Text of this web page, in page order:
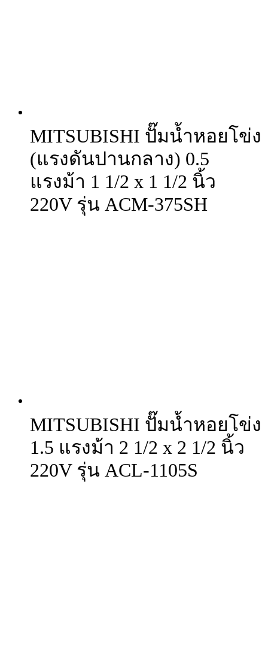
MITSUBISHI ปั๊มน้ำหอยโข่ง
(แรงดันปานกลาง) 0.5
แรงม้า 1 1/2 x 1 1/2 นิ้ว
220V รุ่น ACM-375SH
MITSUBISHI ปั๊มน้ำหอยโข่ง
1.5 แรงม้า 2 1/2 x 2 1/2 นิ้ว
220V รุ่น ACL-1105S